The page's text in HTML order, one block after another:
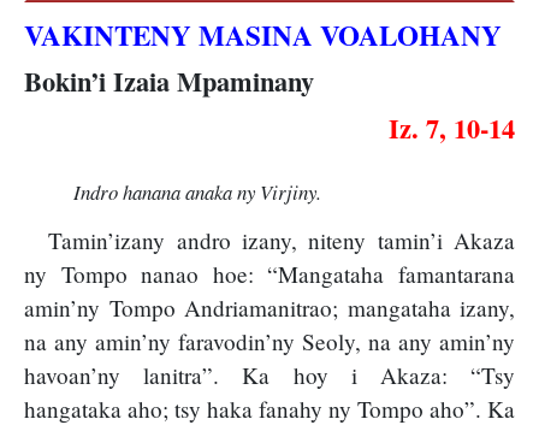
VAKINTENY MASINA VOALOHANY
Bokin’i Izaia Mpaminany
Iz. 7, 10-14
Indro hanana anaka ny Virjiny.
Tamin’izany andro izany, niteny tamin’i Akaza
ny Tompo nanao hoe: “Mangataha famantarana
amin’ny Tompo Andriamanitrao; mangataha izany,
na any amin’ny faravodin’ny Seoly, na any amin’ny
havoan’ny lanitra”. Ka hoy i Akaza: “Tsy
hangataka aho; tsy haka fanahy ny Tompo aho”. Ka